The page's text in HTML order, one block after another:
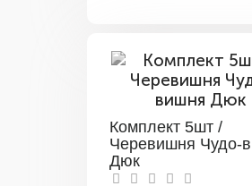
Комплект 5шт /
Черевишня Чудо-
Дюк